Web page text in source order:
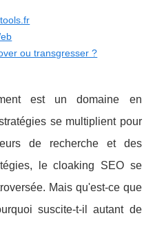
ou transgresser ?
est un domaine en
se multiplient pour
de recherche et des
le cloaking SEO se
Mais qu'est-ce que
suscite-t-il autant de